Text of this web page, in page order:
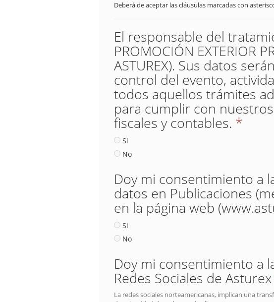
Deberá de aceptar las cláusulas marcadas con
El responsable del
PROMOCIÓN EXTERIOR
ASTUREX). Sus datos
control del evento,
todos aquellos trámites
para cumplir con
fiscales y contables. *
Si
No
Doy mi consentimiento a
datos en Publicaciones
en la página web
Si
No
Doy mi consentimiento a
Redes Sociales de Asturex
La redes sociales norteamericanas, implican una